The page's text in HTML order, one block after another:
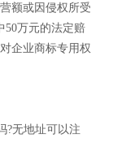
额或因侵权所受
50万元的法定赔
企业商标专用权
?无地址可以注